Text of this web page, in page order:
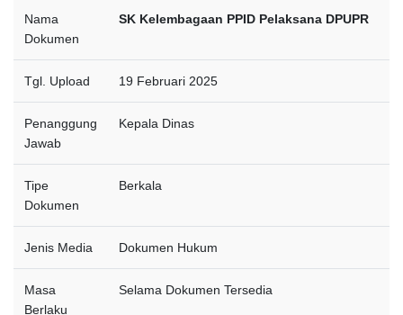
Nama
Dokumen
SK Kelembagaan PPID Pelaksana DPUPR
Tgl. Upload 19 Februari 2025
Penanggung
Jawab
Kepala Dinas
Tipe
Dokumen
Berkala
Jenis Media Dokumen Hukum
Masa
Berlaku
Selama Dokumen Tersedia